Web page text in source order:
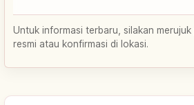
Untuk informasi terbaru, silakan merujuk
resmi atau konfirmasi di lokasi.